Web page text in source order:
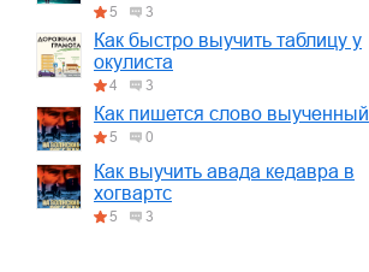
5 3
Как быстро выучить таблицу у
окулиста
4 3
Как пишется слово выученный
5 0
Как выучить авада кедавра в
хогвартс
5 3